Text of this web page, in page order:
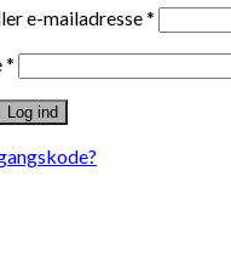
e-mailadresse*
*
Log ind